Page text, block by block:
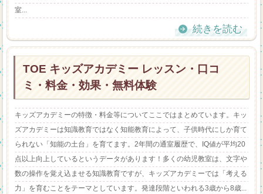
室...
続きを読む
TOE キッズアカデミー レッスン・口コ
ミ・料金・効果・無料体験
キッズアカデミーの特徴・料金等についてここではまとめています。キッ
ズアカデミーは知識教育ではなく知能教育によって、子供時代にしか育て
られない「知能の土台」を育てます。2年間の通室履歴で、IQ値が平均20
点以上向上しているというデータがあります！多くの幼児教室は、文字や
数の操作を覚え込ませる知識教育ですが、キッズアカデミーでは「考える
力」を育むことをテーマとしています。発達段階といわれる3歳から8歳...